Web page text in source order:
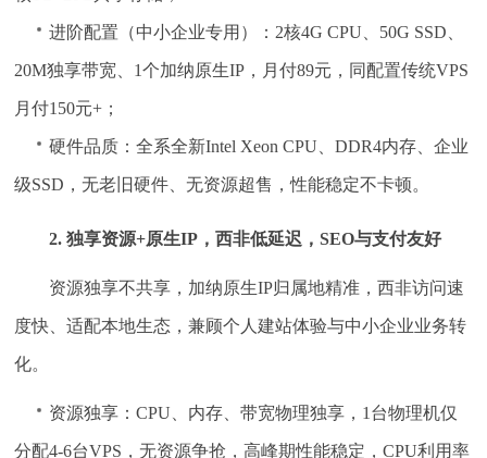
进阶配置（中小企业专用）：2核4G CPU、50G SSD、
20M独享带宽、1个加纳原生IP，月付89元，同配置传统VPS
月付150元+；
硬件品质：全系全新Intel Xeon CPU、DDR4内存、企业
级SSD，无老旧硬件、无资源超售，性能稳定不卡顿。
2. 独享资源+原生IP，西非低延迟，SEO与支付友好
资源独享不共享，加纳原生IP归属地精准，西非访问速
度快、适配本地生态，兼顾个人建站体验与中小企业业务转
化。
资源独享：CPU、内存、带宽物理独享，1台物理机仅
分配4-6台VPS，无资源争抢，高峰期性能稳定，CPU利用率